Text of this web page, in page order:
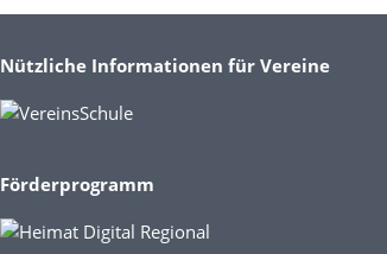
Nützliche Informationen für Vereine
Förderprogramm